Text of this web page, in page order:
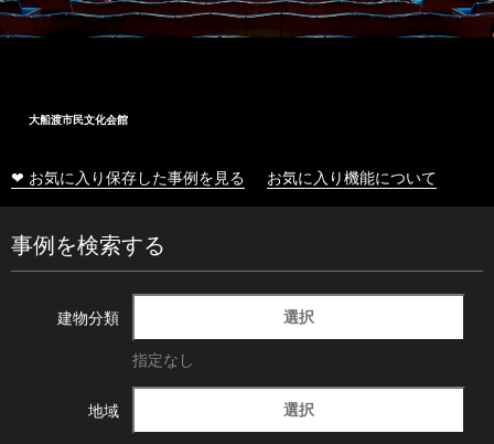
大船渡市民文化会館
❤ お気に入り保存した事例を見る お気に入り機能について
事例を検索する
建物分類 選択
指定なし
地域 選択